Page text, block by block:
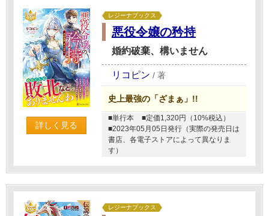
詳しく見る
レジーナブックス
悪役令嬢の矜持
婚約破棄、構いません
リコピン / 著
史上最強の「ざまぁ」!!
■単行本
■定価1,320円（10%税込）
■2023年05月05日発行（実際の発売日は
書店、各電子ストアによって異なりま
す）
レジーナブックス